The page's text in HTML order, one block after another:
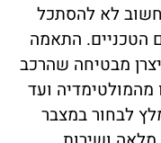
לא להסתכל
הטכניים. התאמה
מבטיחה שהרכב
מהמולטימדיה ועד
לבחור במצבר